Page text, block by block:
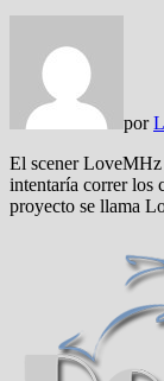
por
El scener
intentaría correr los
proyecto se llama